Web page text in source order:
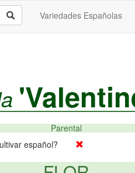
Variedades Españolas
Parental
español?